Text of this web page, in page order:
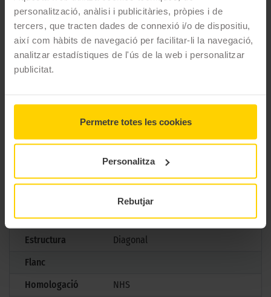
personalització, anàlisi i publicitàries, pròpies i de
tercers, que tracten dades de connexió i/o de dispositiu,
així com hàbits de navegació per facilitar-li la navegació,
analitzar estadístiques de l'ús de la web i personalitzar
publicitat.
Permetre totes les cookies
Personalitza
Rebutjar
CARACTERÍSTIQUES TÈCNIQUES
Marca
Pirelli
Mesures
110/90 D 19 62M TT
Darrera
Normativa
TT
Estructura
Diagonal
Flanc
Homologació
NHS